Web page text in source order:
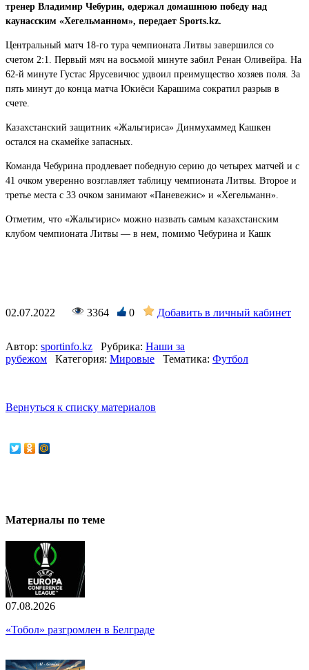
тренер Владимир Чебурин, одержал домашнюю победу над
каунасским «Хегельманном», передает Sports.kz.
Центральный матч 18-го тура чемпионата Литвы завершился со
счетом 2:1. Первый мяч на восьмой минуте забил Ренан Оливейра. На
62-й минуте Густас Ярусевичюс удвоил преимущество хозяев поля. За
пять минут до конца матча Юкиёси Карашима сократил разрыв в
счете.
Казахстанский защитник «Жальгириса» Динмухаммед Кашкен
остался на скамейке запасных.
Команда Чебурина продлевает победную серию до четырех матчей и с
41 очком уверенно возглавляет таблицу чемпионата Литвы. Второе и
третье места с 33 очком занимают «Паневежис» и «Хегельманн».
Отметим, что «Жальгирис» можно назвать самым казахстанским
клубом чемпионата Литвы — в нем, помимо Чебурина и Кашк
02.07.2022 3364 0 Добавить в личный кабинет
Автор: sportinfo.kz Рубрика: Наши за
рубежом
Категория: Мировые Тематика: Футбол
Вернуться к списку материалов
Материалы по теме
07.08.2026
«Тобол» разгромлен в Белграде